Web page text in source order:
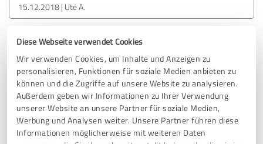
Diese Webseite verwendet Cookies
Wir verwenden Cookies, um Inhalte und Anzeigen zu
personalisieren, Funktionen für soziale Medien anbieten zu
können und die Zugriffe auf unsere Website zu analysieren.
Außerdem geben wir Informationen zu Ihrer Verwendung
unserer Website an unsere Partner für soziale Medien,
Werbung und Analysen weiter. Unsere Partner führen diese
Informationen möglicherweise mit weiteren Daten
15.12.2018 Ute A.
5,00 von 5
SEHR GUT Empfehlung
Zuverlässig und gründlich